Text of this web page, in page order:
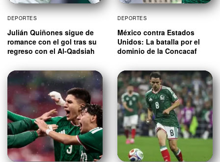
DEPORTES
Julián Quiñones sigue de
romance con el gol tras su
regreso con el Al-Qadsiah
DEPORTES
México contra Estados
Unidos: La batalla por el
dominio de la Concacaf